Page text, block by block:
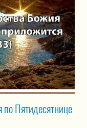
Пятидесятнице